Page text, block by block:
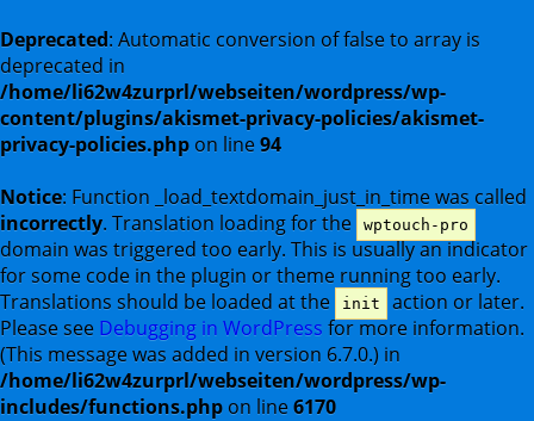
Deprecated: Automatic conversion of false to array is
deprecated in
/home/li62w4zurprl/webseiten/wordpress/wp-
content/plugins/akismet-privacy-policies/akismet-
privacy-policies.php on line94
Notice: Function _load_textdomain_just_in_time was called
incorrectly. Translation loading for the wptouch-pro
domain was triggered too early. This is usually an indicator
for some code in the plugin or theme running too early.
Translations should be loaded at the
init
action or later.
Please see Debugging in WordPress for more information.
(This message was added in version 6.7.0.) in
/home/li62w4zurprl/webseiten/wordpress/wp-
includes/functions.php on line6170